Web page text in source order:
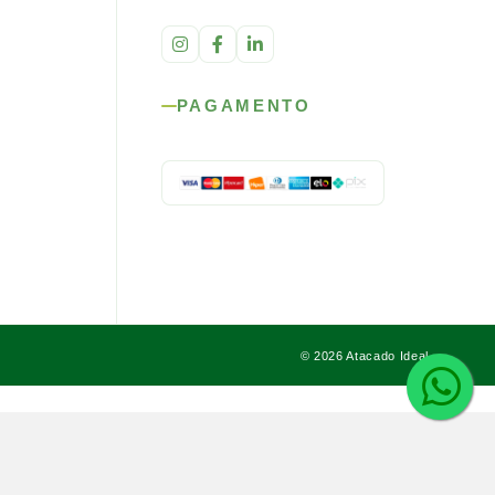
PAGAMENTO
© 2026 Atacado Ideal